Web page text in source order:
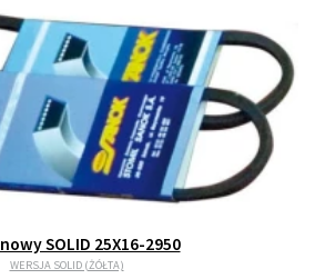
SOLID 25X16-2950
WERSJA SOLID (ŻÓŁTA)